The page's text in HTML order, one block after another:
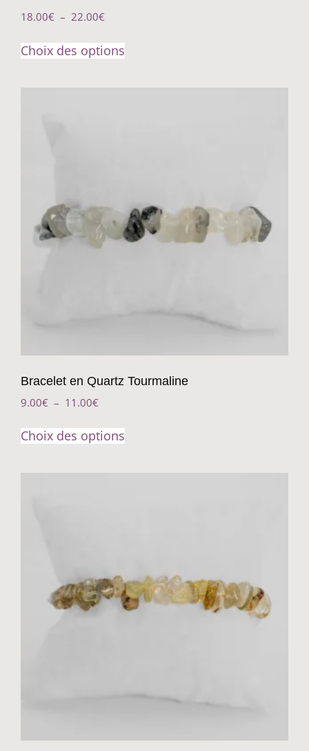
18.00€ – 22.00€
Choix des options
Bracelet en Quartz Tourmaline
9.00€ – 11.00€
Choix des options